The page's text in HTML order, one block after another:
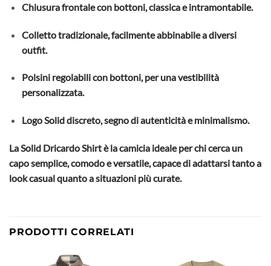
Chiusura frontale con bottoni, classica e intramontabile.
Colletto tradizionale, facilmente abbinabile a diversi
outfit.
Polsini regolabili con bottoni, per una vestibilità
personalizzata.
Logo Solid discreto, segno di autenticità e minimalismo.
La Solid Dricardo Shirt è la camicia ideale per chi cerca un
capo semplice, comodo e versatile, capace di adattarsi tanto a
look casual quanto a situazioni più curate.
PRODOTTI CORRELATI